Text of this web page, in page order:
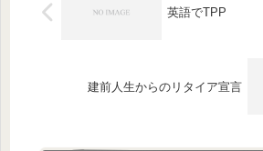
英語でTPP
建前人生からのリタイア宣言